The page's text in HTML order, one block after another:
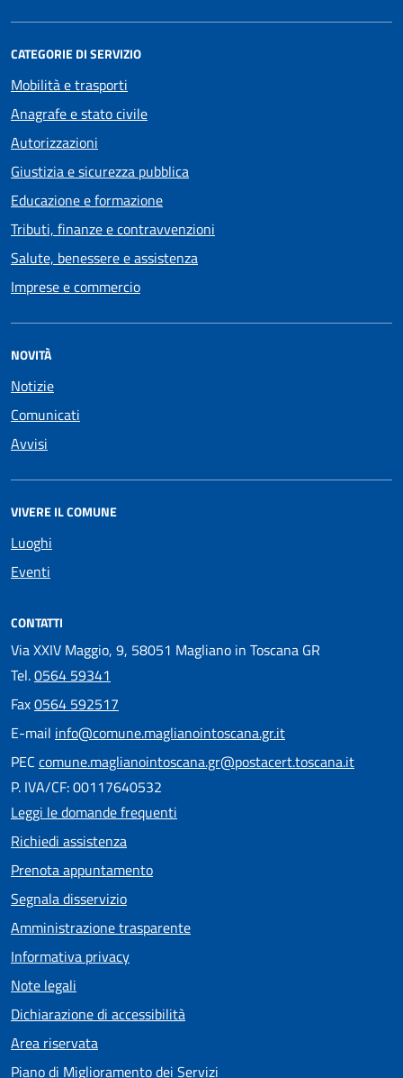
CATEGORIE DI SERVIZIO
Mobilità e trasporti
Anagrafe e stato civile
Autorizzazioni
Giustizia e sicurezza pubblica
Educazione e formazione
Tributi, finanze e contravvenzioni
Salute, benessere e assistenza
Imprese e commercio
NOVITÀ
Notizie
Comunicati
Avvisi
VIVERE IL COMUNE
Luoghi
Eventi
CONTATTI
Via XXIV Maggio, 9, 58051 Magliano in Toscana GR
Tel.0564 59341
Fax0564 592517
E-mail info@comune.maglianointoscana.gr.it
PEC comune.maglianointoscana.gr@postacert.toscana.it
P. IVA/CF: 00117640532
Leggi le domande frequenti
Richiedi assistenza
Prenota appuntamento
Segnala disservizio
Amministrazione trasparente
Informativa privacy
Note legali
Dichiarazione di accessibilità
Area riservata
Piano di Miglioramento dei Servizi